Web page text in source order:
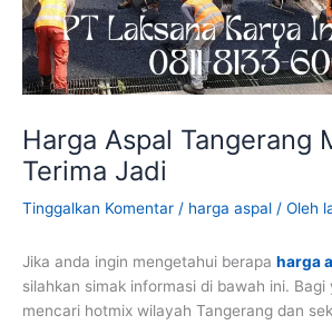
Harga Aspal Tangerang
Terima Jadi
Tinggalkan Komentar / harga aspal / Oleh
Jika anda ingin mengetahui berapa harga
silahkan simak informasi di bawah ini. Bagi
mencari hotmix wilayah Tangerang dan